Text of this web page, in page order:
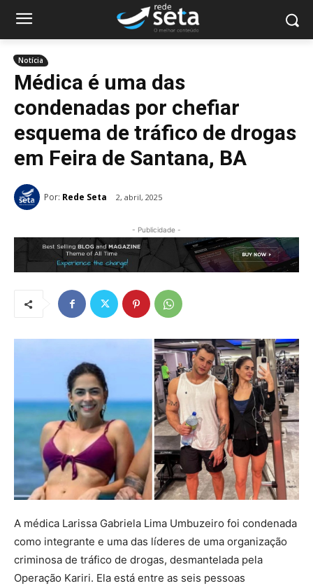
Notícia
Médica é uma das
condenadas por chefiar
esquema de tráfico de drogas
em Feira de Santana, BA
Por: Rede Seta 2, abril, 2025
- Publicidade -
A médica Larissa Gabriela Lima Umbuzeiro foi condenada
como integrante e uma das líderes de uma organização
criminosa de tráfico de drogas, desmantelada pela
Operação Kariri. Ela está entre as seis pessoas